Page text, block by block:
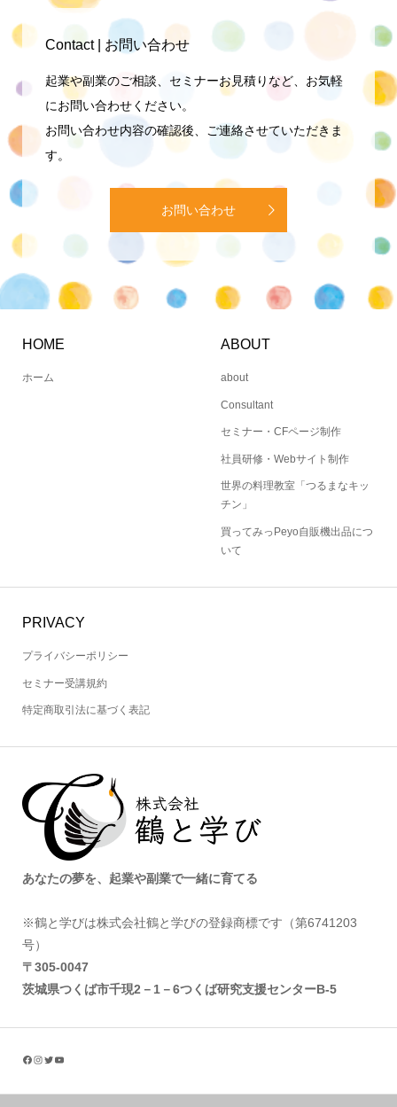
Contact | お問い合わせ
起業や副業のご相談、セミナーお見積りなど、お気軽
にお問い合わせください。
お問い合わせ内容の確認後、ご連絡させていただきま
す。
お問い合わせ
HOME
ホーム
ABOUT
about
Consultant
セミナー・CFページ制作
社員研修・Webサイト制作
世界の料理教室「つるまなキッ
チン」
買ってみっPeyo自販機出品につ
いて
PRIVACY
プライバシーポリシー
セミナー受講規約
特定商取引法に基づく表記
あなたの夢を、起業や副業で一緒に育てる
※鶴と学びは株式会社鶴と学びの登録商標です（第6741203
号）
〒305‐0047
茨城県つくば市千現2－1－6つくば研究支援センターB-5